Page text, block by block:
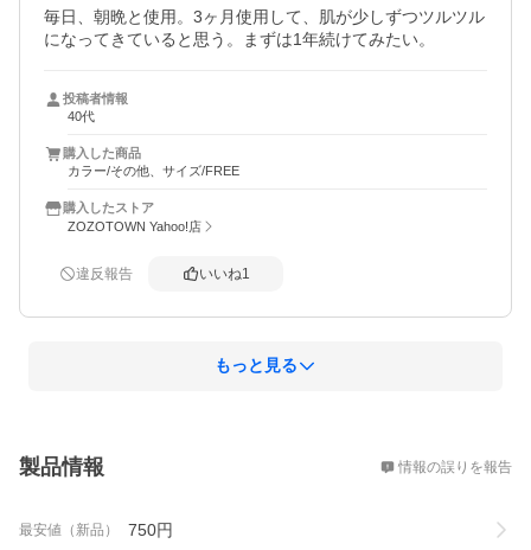
毎日、朝晩と使用。3ヶ月使用して、肌が少しずつツルツル
投稿者情報
40代
購入した商品
カラー/その他、サイズ/FREE
購入したストア
ZOZOTOWN Yahoo!店
違反報告 いいね1
もっと見る
製品情報 情報の誤りを報告
最安値（新品） 750円